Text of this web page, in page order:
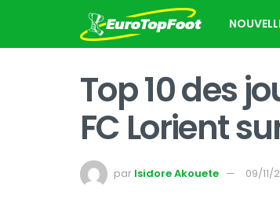
Top 10 des
FC Lorient
par Isidore Akouete 09/11/